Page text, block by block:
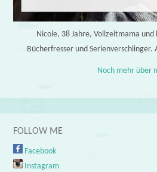
Nicole, 38 Jahre, Vollzeitmama
Bücherfresser und
Noch mehr über
FOLLOW ME
Facebook
Instagram